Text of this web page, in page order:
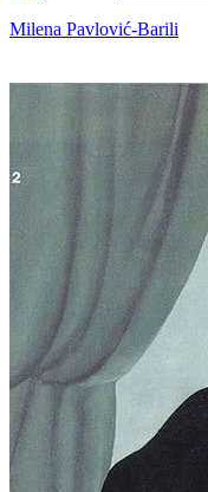
Milena Pavlović-Barili